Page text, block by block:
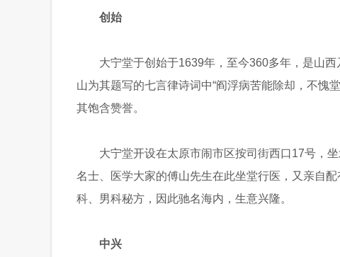
创始
大宁堂于创始于1639年，至今360多年，是山
山为其题写的七言律诗词中“阎浮病苦能除却，不愧
其饱含赞誉。
大宁堂开设在太原市闹市区按司街西口17号，
名士、医学大家的傅山先生在此坐堂行医，又亲自配
科、男科秘方，因此驰名海内，生意兴隆。
中兴